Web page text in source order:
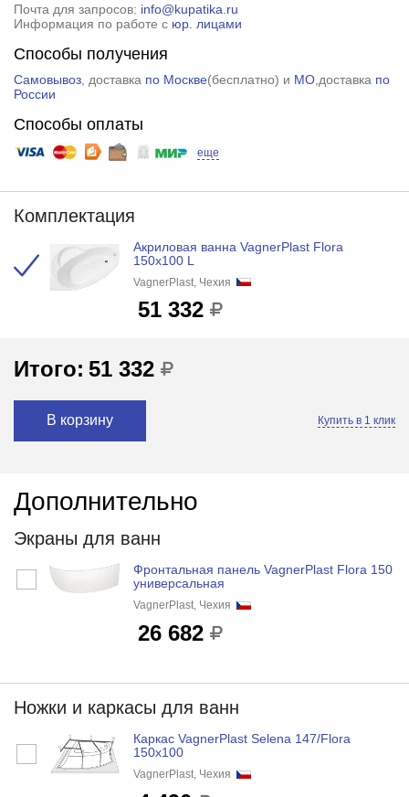
Почта для запросов: info@kupatika.ru
Информация по работе с юр. лицами
Способы получения
Самовывоз, доставка по Москве(бесплатно) и МО,доставка по
России
Способы оплаты
еще
Комплектация
Акриловая ванна VagnerPlast Flora
150x100 L
VagnerPlast, Чехия
51 332
Итого: 51 332
В корзину Купить в 1 клик
Дополнительно
Экраны для ванн
Фронтальная панель VagnerPlast Flora 150
универсальная
VagnerPlast, Чехия
26 682
Ножки и каркасы для ванн
Каркас VagnerPlast Selena 147/Flora
150x100
VagnerPlast, Чехия